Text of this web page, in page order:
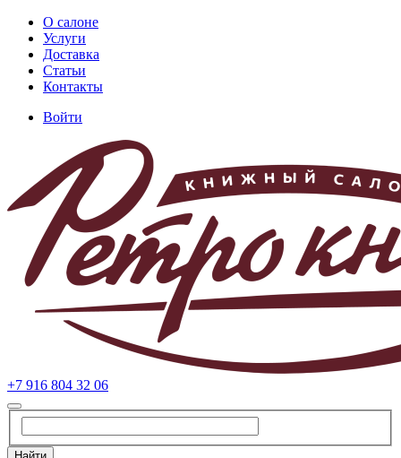
Перейти
основному
содержанию
Основная
навигация
О салоне
Услуги
Доставка
Статьи
Контакты
учётной
записи
пользователя
Войти
+7 916 804 32 06